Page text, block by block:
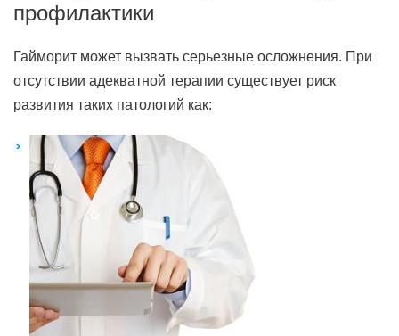
профилактики
Гайморит может вызвать серьезные осложнения. При
отсутствии адекватной терапии существует риск
развития таких патологий как: